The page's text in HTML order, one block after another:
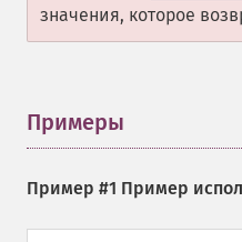
значения, которое
Примеры
Пример #1 Пример